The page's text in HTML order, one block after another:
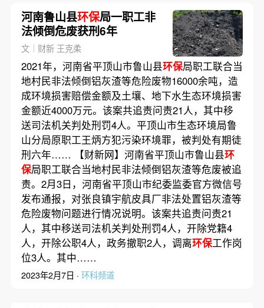
河南鲁山县环保局一职工非
法倾倒危废获刑6年
文｜财新 王克柔
2021年，河南省平顶山市鲁山县环保局职工联合当
地村民非法倾倒铝灰渣等危险废物16000余吨，造
成环境损害赔偿金额及土壤、地下水生态环境损害
金额近4000万元。该案共追责问责21人，其中移
送司法机关判处刑罚4人。平顶山市生态环境局鲁
山分局原职工王炳方犯污染环境罪，被判处有期徒
刑六年…… 【财新网】河南省平顶山市鲁山县环
保局职工联合当地村民非法倾倒铝灰渣等危废被追
责。2月3日，河南省平顶山市纪委监委官方微信号
发布通报，对张良镇宇航皮具厂非法处置铝灰渣等
危险废物问题进行情况说明。该案共追责问责21
人，其中移送司法机关判处刑罚4人，开除党籍4
人，开除公职4人，政务撤职2人，调离环保工作岗
位3人。其中……
2023年2月7日 · 环科频道